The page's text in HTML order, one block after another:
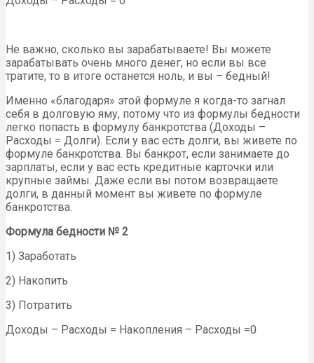
Не важно, сколько вы зарабатываете! Вы можете
зарабатывать очень много денег, но если вы все
тратите, то в итоге останется ноль, и вы – бедный!
Именно «благодаря» этой формуле я когда-то загнал
себя в долговую яму, потому что из формулы бедности
легко попасть в формулу банкротства (Доходы –
Расходы = Долги). Если у вас есть долги, вы живете по
формуле банкротства. Вы банкрот, если занимаете до
зарплаты, если у вас есть кредитные карточки или
крупные займы. Даже если вы потом возвращаете
долги, в данный момент вы живете по формуле
банкротства.
Формула бедности № 2
1) Заработать
2) Накопить
3) Потратить
Доходы – Расходы = Накопления – Расходы =0